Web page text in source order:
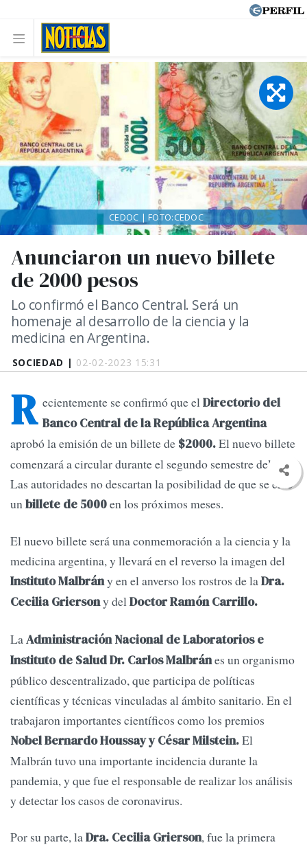
SOCIEDAD | 02-02-2023 15:31
Anunciaron un nuevo billete
de 2000 pesos
Lo confirmó el Banco Central. Será un
homenaje al desarrollo de la ciencia y la
medicina en Argentina.
CEDOC | FOTO:CEDOC
R ecientemente se confirmó que elDirectorio del
Banco Central de la República Argentina
aprobó la emisión de un billete de $2000.El nuevo billete
comenzará a circular durante el segundo semestre del año.
Las autoridades no descartan la posibilidad de que se cree
unbillete de 5000en los próximos meses.
El nuevo billete será una conmemoración a la ciencia y la
medicina argentina, y llevará en el reverso la imagen del
Instituto Malbrány en el anverso los rostros de laDra.
Cecilia Griersony delDoctor Ramón Carrillo.
LaAdministración Nacional de Laboratorios e
Instituto de Salud Dr. Carlos Malbránes un organismo
público descentralizado, que participa de políticas
científicas y técnicas vinculadas al ámbito sanitario. En el
trabajaron importantes científicos como los premios
Nobel Bernardo Houssay y César Milstein.El
Malbrán tuvo una importante incidencia durante la
pandemia, y que fue el responsable de realizar los análisis
y detectar los casos de coronavirus.
Por su parte, laDra. Cecilia Grierson, fue la primera